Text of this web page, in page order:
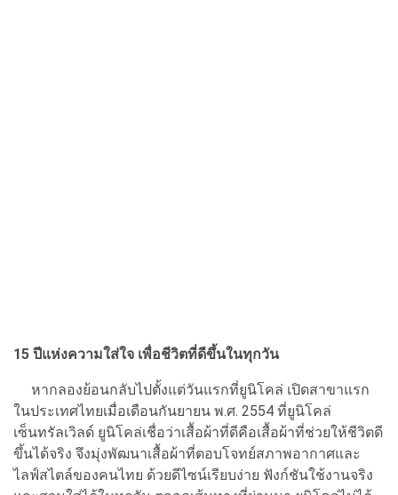
15 ปีแห่งความใส่ใจ เพื่อชีวิตที่ดีขึ้นในทุกวัน
หากลองย้อนกลับไปตั้งแต่วันแรกที่ยูนิโคล่ เปิดสาขาแรก
ในประเทศไทยเมื่อเดือนกันยายน พ.ศ. 2554 ที่ยูนิโคล่
เซ็นทรัลเวิลด์ ยูนิโคล่เชื่อว่าเสื้อผ้าที่ดีคือเสื้อผ้าที่ช่วยให้ชีวิตดี
ขึ้นได้จริง จึงมุ่งพัฒนาเสื้อผ้าที่ตอบโจทย์สภาพอากาศและ
ไลฟ์สไตล์ของคนไทย ด้วยดีไซน์เรียบง่าย ฟังก์ชันใช้งานจริง